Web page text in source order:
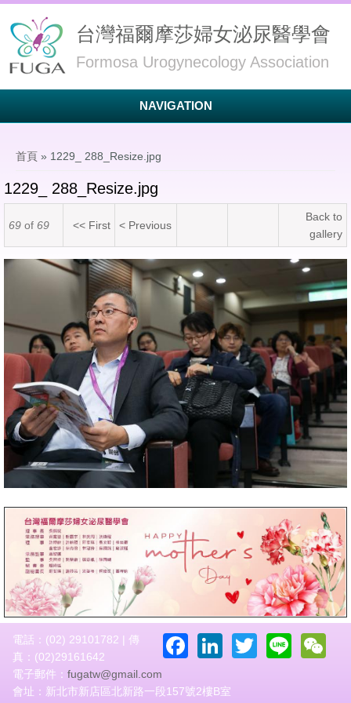
台灣福爾摩莎婦女泌尿醫學會
Formosa Urogynecology Association
NAVIGATION
首頁 » 1229_ 288_Resize.jpg
1229_ 288_Resize.jpg
69 of 69 << First < Previous
Back to
gallery
1229_ 288_Resize.jpg
Facebook
LinkedIn
Twitter
Line
電話：(02) 29101782 | 傳
真：(02)29161642
電子郵件： fugatw@gmail.com
會址：新北市新店區北新路一段157號2樓B室